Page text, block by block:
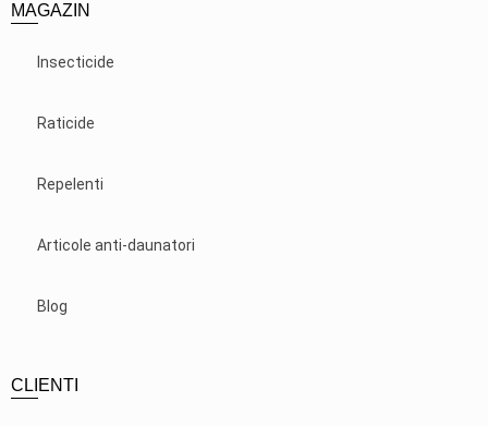
MAGAZIN
Insecticide
Raticide
Repelenti
Articole anti-daunatori
Blog
CLIENTI